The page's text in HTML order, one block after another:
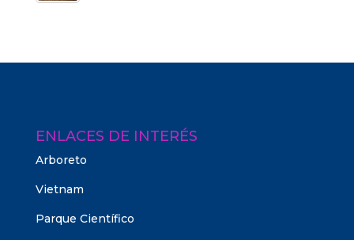
ENLACES DE INTERÉS
Arboreto
Vietnam
Parque Científico